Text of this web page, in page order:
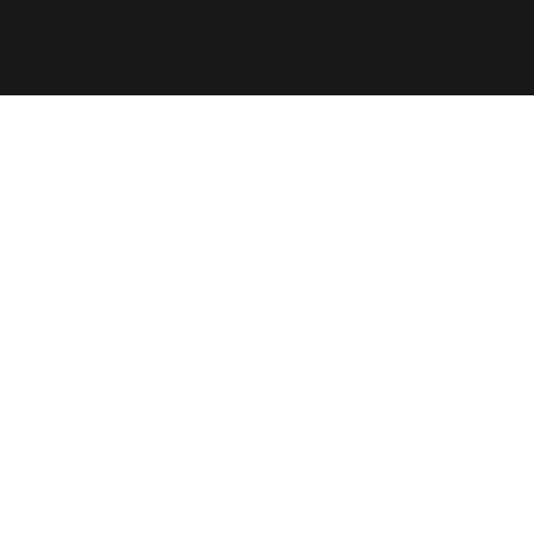
a hálózat és a szolgáltató paraméterei, a csatoló
forgalmazva. Kérjük, látogasson el az ASUS USA és az ASUS